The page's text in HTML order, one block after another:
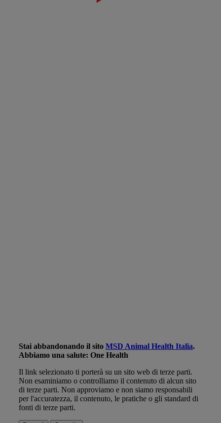
Stai abbandonando il sito MSD Animal Health Italia.
Abbiamo una salute: One Health
Il link selezionato ti porterà su un sito web di terze parti.
Non esaminiamo o controlliamo il contenuto di alcun sito
di terze parti. Non approviamo e non siamo responsabili
per l'accuratezza, il contenuto, le pratiche o gli standard di
fonti di terze parti.